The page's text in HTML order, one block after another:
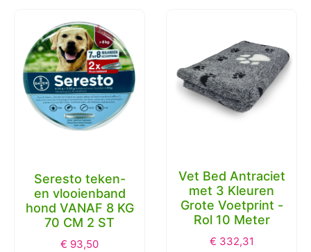
Seresto teken-
en vlooienband
hond VANAF 8 KG
70 CM 2 ST
€ 93,50
Vet Bed Antraciet
met 3 Kleuren
Grote Voetprint -
Rol 10 Meter
€ 332,31